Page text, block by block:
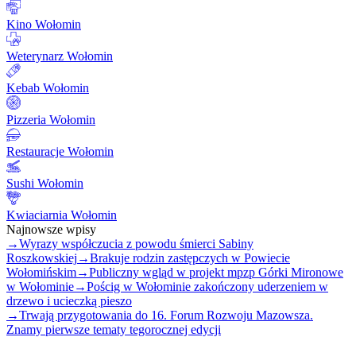
Kino Wołomin
Weterynarz Wołomin
Kebab Wołomin
Pizzeria Wołomin
Restauracje Wołomin
Sushi Wołomin
Kwiaciarnia Wołomin
Najnowsze wpisy
→Wyrazy współczucia z powodu śmierci Sabiny
Roszkowskiej →Brakuje rodzin zastępczych w Powiecie
Wołomińskim→Publiczny wgląd w projekt mpzp Górki Mironowe
w Wołominie→Pościg w Wołominie zakończony uderzeniem w
drzewo i ucieczką pieszo
→Trwają przygotowania do 16. Forum Rozwoju Mazowsza.
Znamy pierwsze tematy tegorocznej edycji